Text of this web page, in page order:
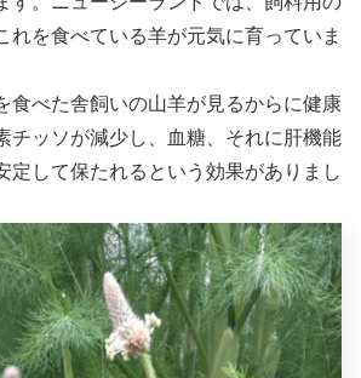
れを食べている羊が元気に育っていま
べた舎飼いの山羊が見るからに健康
チッソが減少し、血糖、それに肝機能
定して保たれるという効果がありまし